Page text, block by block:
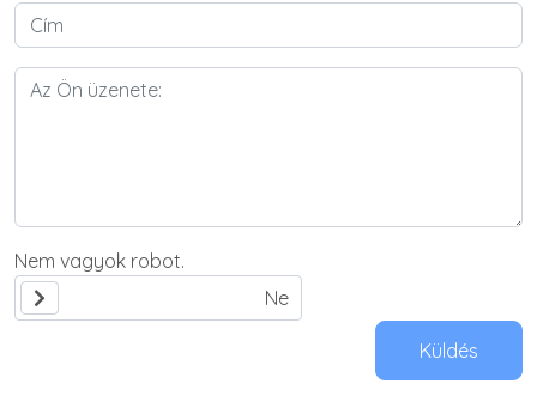
Nem vagyok robot.
Küldés